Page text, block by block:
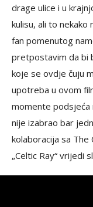
drage ulice i u
kulisu, ali to nekako
fan pomenutog
pretpostavim da bi
koje se ovdje čuju
upotreba u ovom
momente podsjeća
nije izabrao bar
kolaboracija sa The
„Celtic Ray“ vrijedi